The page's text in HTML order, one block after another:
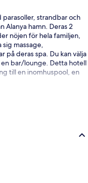
strandbar och
Alanya hamn. Deras 2
nöjen för hela familjen,
massage,
på deras spa. Du kan välja
en bar/lounge. Detta hotell
till en inomhuspool, en